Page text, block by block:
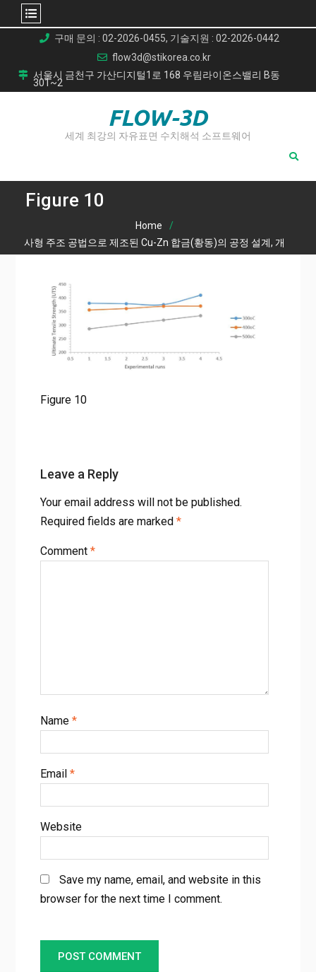
content
구매 문의 : 02-2026-0455, 기술지원 : 02-2026-0442
flow3d@stikorea.co.kr
서울시 금천구 가산디지털1로 168 우림라이온스밸리 B동
301~2
FLOW-3D
세계 최강의 자유표면 수치해석 소프트웨어
Figure 10
Home
사형 주조 공법으로 제조된 Cu-Zn 합금(황동)의 공정 설계, 개
Figure 10
Leave a Reply
Your email address will not be published.
Required fields are marked *
Comment *
Name *
Email *
Website
Save my name, email, and website in this
browser for the next time I comment.